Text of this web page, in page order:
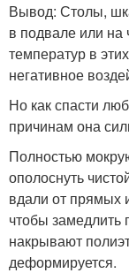
Вывод: Столы,
в подвале или на
температур в
негативное
Но как спасти
причинам она
Полностью
ополоснуть
вдали от прямых
чтобы
накрывают
деформируется.